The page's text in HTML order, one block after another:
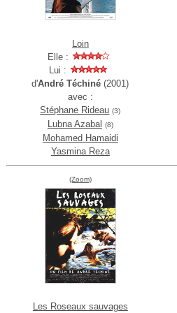
Loin
Elle :
Lui :
d'André Téchiné (2001)
avec :
Stéphane Rideau (3)
Lubna Azabal (8)
Mohamed Hamaidi
Yasmina Reza
(Zoom)
Les Roseaux sauvages